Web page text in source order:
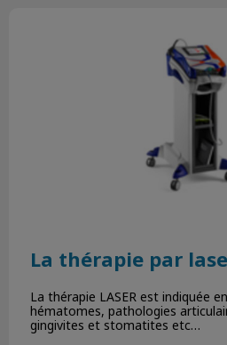
La thérapie par
La thérapie LASER est indiquée
hématomes, pathologies
gingivites et stomatites etc…